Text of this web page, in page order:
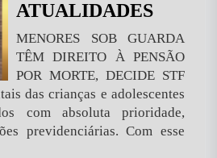
ATUALIDADES
MENORES SOB GUARDA
TÊM DIREITO À PENSÃO
POR MORTE, DECIDE STF
das crianças e adolescentes
com absoluta prioridade,
previdenciárias. Com esse